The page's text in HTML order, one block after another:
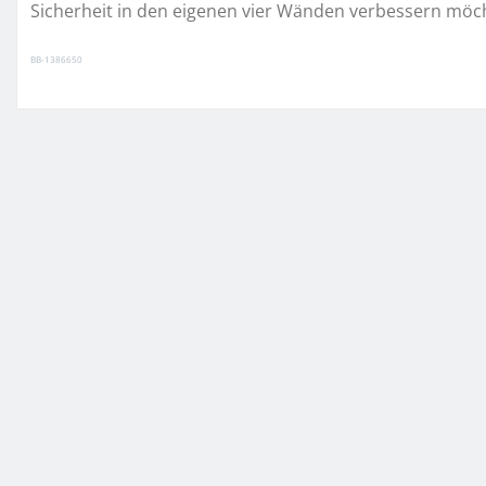
Sicherheit in den eigenen vier Wänden verbessern
BB-1386650